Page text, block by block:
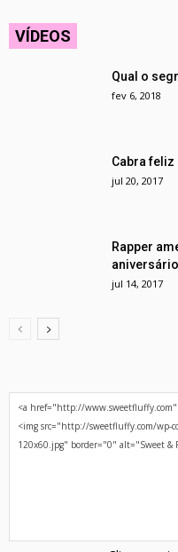
VÍDEOS
Qual o
fev 6, 2018
Cabra
jul 20, 2017
Rapper
jul 14, 2017